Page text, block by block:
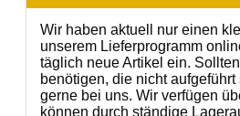
Wir haben aktuell nur einen
unserem Lieferprogramm
täglich neue Artikel ein.
benötigen, die nicht
gerne bei uns. Wir verfügen
können durch ständige